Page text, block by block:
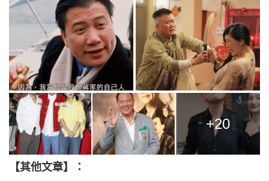
+20
【其他文章】：